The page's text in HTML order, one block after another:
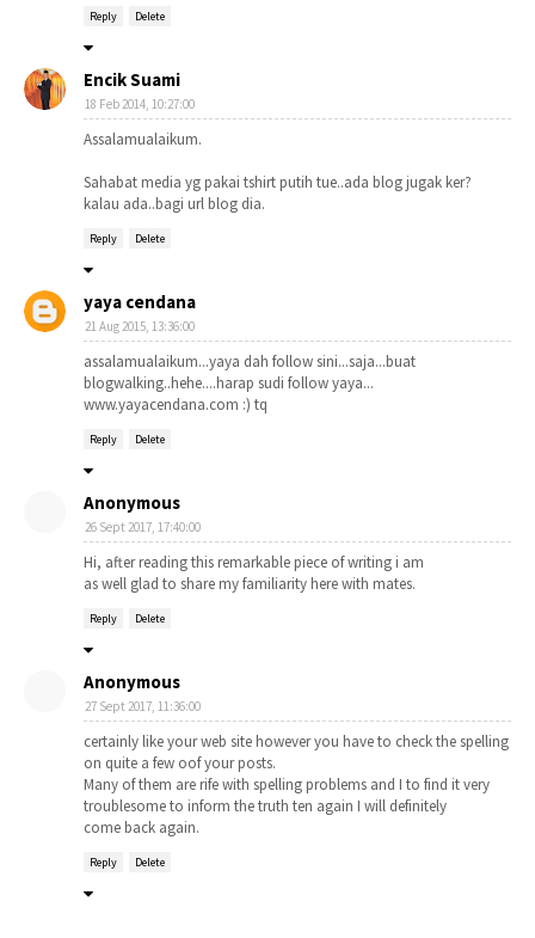
Reply Delete
Encik Suami
18 Feb 2014, 10:27:00
Assalamualaikum.
Sahabat media yg pakai tshirt putih tue..ada blog jugak ker?
kalau ada..bagi url blog dia.
Reply Delete
yaya cendana
21 Aug 2015, 13:36:00
assalamualaikum...yaya dah follow sini...saja...buat
blogwalking..hehe....harap sudi follow yaya...
www.yayacendana.com :) tq
Reply Delete
Anonymous
26 Sept 2017, 17:40:00
Hi, after reading this remarkable piece of writing i am
as well glad to share my familiarity here with mates.
Reply Delete
Anonymous
27 Sept 2017, 11:36:00
certainly like your web site however you have to check the spelling
on quite a few oof your posts.
Many of them are rife with spelling problems and I to find it very
troublesome to inform the truth ten again I will definitely
come back again.
Reply Delete